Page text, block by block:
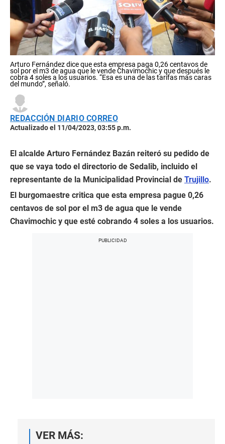
Arturo Fernández dice que esta empresa paga 0,26 centavos de
sol por el m3 de agua que le vende Chavimochic y que después le
cobra 4 soles a los usuarios. “Esa es una de las tarifas más caras
del mundo”, señaló.
REDACCIÓN DIARIO CORREO
Actualizado el 11/04/2023, 03:55 p.m.
El alcalde Arturo Fernández Bazán reiteró su pedido de
que se vaya todo el directorio de Sedalib, incluido el
representante de la Municipalidad Provincial de Trujillo.
El burgomaestre critica que esta empresa pague 0,26
centavos de sol por el m3 de agua que le vende
Chavimochic y que esté cobrando 4 soles a los usuarios.
VER MÁS: